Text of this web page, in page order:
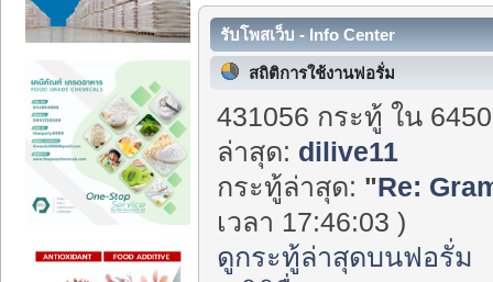
รับโพสเว็บ - Info Center
สถิติการใช้งานฟอรั่ม
431056 กระทู้ ใน
ล่าสุด: dilive11
กระทู้ล่าสุด: "Re:
เวลา 17:46:03 )
ดูกระทู้ล่าสุดบนฟอรั่ม